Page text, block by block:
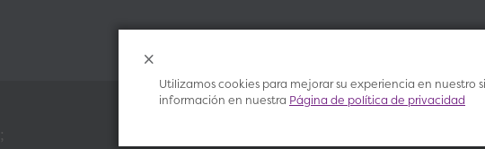
;
Utilizamos cookies para mejorar su experiencia en nuestro
información en nuestra Página de política de privacidad